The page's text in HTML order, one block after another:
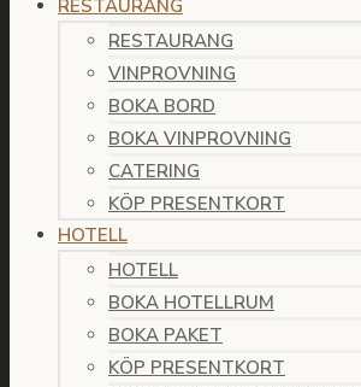
RESTAURANG
RESTAURANG
VINPROVNING
BOKA BORD
BOKA VINPROVNING
CATERING
KÖP PRESENTKORT
HOTELL
HOTELL
BOKA HOTELLRUM
BOKA PAKET
KÖP PRESENTKORT